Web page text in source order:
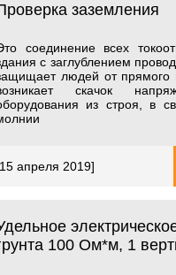
заземления
соединение всех
с заглублением
людей от прямого
скачок
из строя, в
апреля 2019]
100 Ом*м, 1